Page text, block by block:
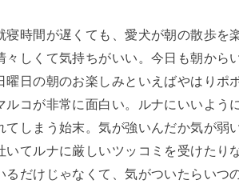
寝時間が遅くても、愛犬が朝の散歩を
々しくて気持ちがいい。今日も朝から
曜日の朝のお楽しみといえばやはりポ
ルコが非常に面白い。ルナにいいよう
てしまう始末。気が強いんだか気が弱
いてルナに厳しいツッコミを受けたり
るだけじゃなくて、気がついたらいつ